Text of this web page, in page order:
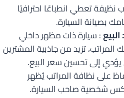
نظيفة تعطي انطباعًا احترافيًا
بصيانة السيارة.
: سيارة ذات مظهر داخلي
تزيد من جاذبية المشترين
إلى تحسين سعر البيع.
على نظافة المراتب يُظهر
شخصية صاحب السيارة.